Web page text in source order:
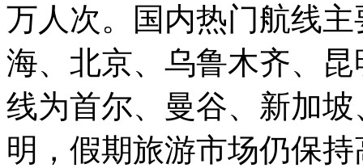
万人次。国内热门航线
海、北京、乌鲁木齐、
线为首尔、曼谷、新加
明，假期旅游市场仍保